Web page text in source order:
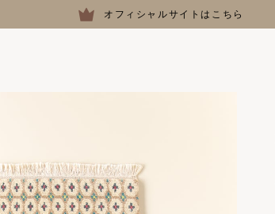
オフィシャルサイトはこちら